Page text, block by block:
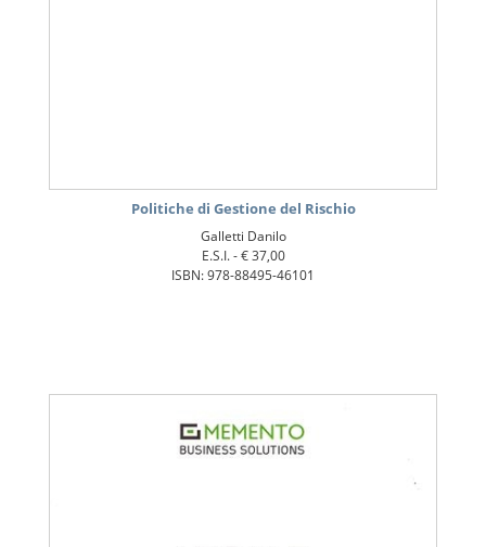
Politiche di Gestione del Rischio
Galletti Danilo
E.S.I. -€ 37,00
ISBN: 978-88495-46101